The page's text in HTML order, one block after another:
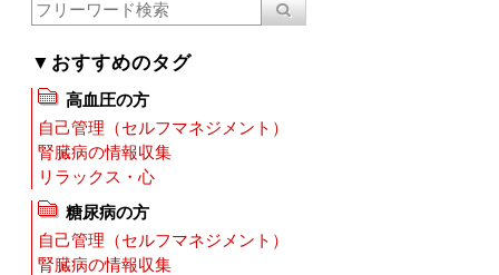
▼おすすめのタグ
高血圧の方
自己管理（セルフマネジメント）
腎臓病の情報収集
リラックス・心
糖尿病の方
自己管理（セルフマネジメント）
腎臓病の情報収集